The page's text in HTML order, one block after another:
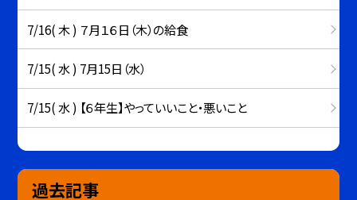
7/16( 木 ) ７月１６日（木）の給食
7/15( 水 ) 7月15日（水）
7/15( 水 ) 【６年生】やっていいこと・悪いこと
過去記事